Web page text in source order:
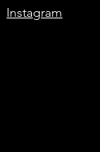
Instagram